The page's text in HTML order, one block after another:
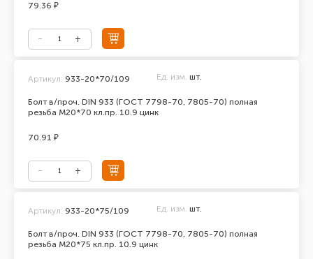
79.36 ₽
Болт в/проч. DIN 933 (ГОСТ 7798-70, 7805-70) полная
резьба М20*70 кл.пр. 10.9 цинк
Артикул: 933-20*70/109 Ед. изм. шт.
70.91 ₽
Болт в/проч. DIN 933 (ГОСТ 7798-70, 7805-70) полная
резьба М20*75 кл.пр. 10.9 цинк
Артикул: 933-20*75/109 Ед. изм. шт.